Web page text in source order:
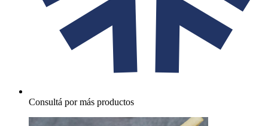
Consultá por más productos